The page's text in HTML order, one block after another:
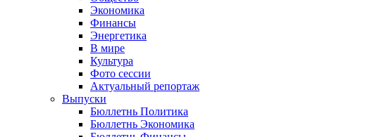
Экономика
Финансы
Энергетика
В мире
Культура
Фото сессии
Актуальный репортаж
Выпуски
Бюллетнь Политика
Бюллетнь Экономика